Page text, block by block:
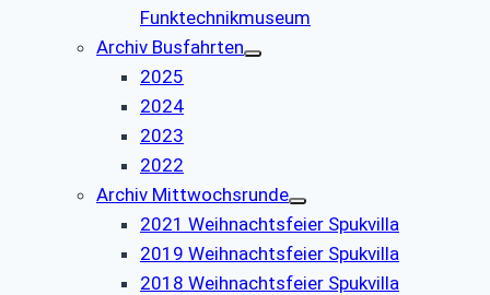
Funktechnikmuseum
Archiv Busfahrten
2025
2024
2023
2022
Archiv Mittwochsrunde
2021 Weihnachtsfeier Spukvilla
2019 Weihnachtsfeier Spukvilla
2018 Weihnachtsfeier Spukvilla